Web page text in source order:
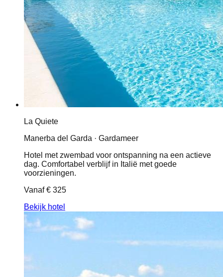
La Quiete
Manerba del Garda · Gardameer
Hotel met zwembad voor ontspanning na een actieve
dag. Comfortabel verblijf in Italië met goede
voorzieningen.
Vanaf€ 325
Bekijk hotel